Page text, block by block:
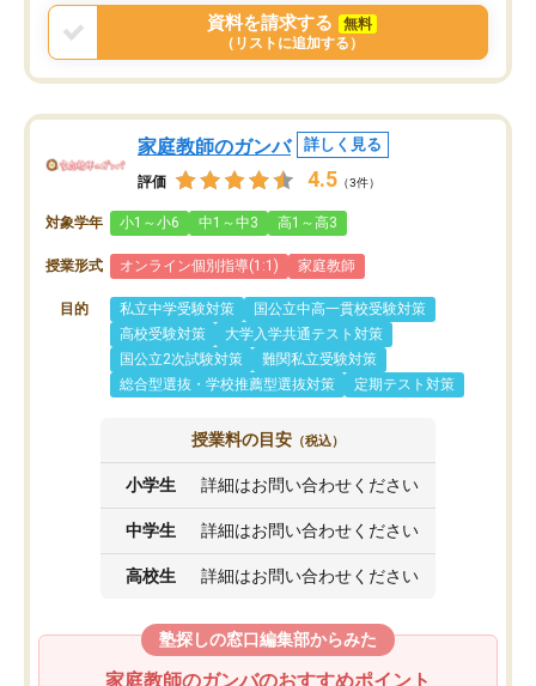
資料を請求する
無料
（リストに追加する）
家庭教師のガンバ 詳しく見る
評価 4.5 （3件）
対象学年 小1～小6 中1～中3 高1～高3
授業形式 オンライン個別指導(1:1) 家庭教師
目的 私立中学受験対策
国公立中高一貫校受験対策
高校受験対策
大学入学共通テスト対策
国公立2次試験対策
難関私立受験対策
総合型選抜・学校推薦型選抜対策
定期テスト対策
授業料の目安 （税込）
小学生 詳細はお問い合わせください
中学生 詳細はお問い合わせください
高校生 詳細はお問い合わせください
塾探しの窓口編集部からみた
家庭教師のガンバのおすすめポイント